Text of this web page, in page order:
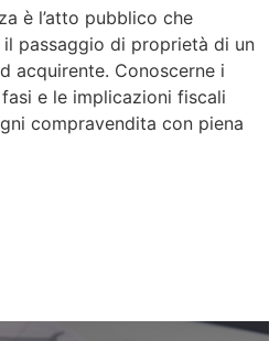
è l’atto pubblico che
passaggio di proprietà di un
acquirente. Conoscerne i
e le implicazioni fiscali
compravendita con piena